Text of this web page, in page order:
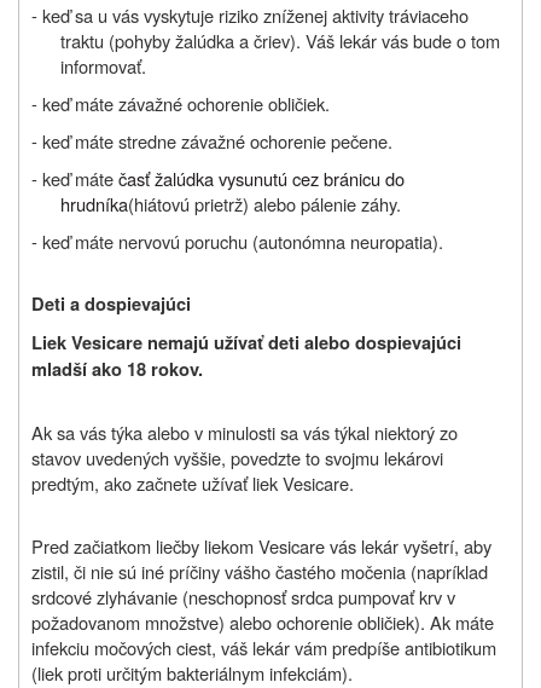
- keď sa u vás vyskytuje riziko zníženej aktivity tráviaceho
traktu (pohyby žalúdka a čriev). Váš lekár vás bude o tom
informovať.
- keď máte závažné ochorenie obličiek.
- keď máte stredne závažné ochorenie pečene.
- keď mátečasť žalúdka vysunutú cez bránicu do
hrudníka(hiátovú prietrž) alebo pálenie záhy.
- keď máte nervovú poruchu (autonómna neuropatia).
Deti a dospievajúci
Liek Vesicare nemajú užívať deti alebo dospievajúci
mladší ako 18 rokov.
Ak sa vás týka alebo v minulosti sa vás týkal niektorý zo
stavov uvedených vyššie, povedzte to svojmu lekárovi
predtým, ako začnete užívať liek Vesicare.
Pred začiatkom liečby liekom Vesicare vás lekár vyšetrí, aby
zistil, či nie sú iné príčiny vášho častého močenia (napríklad
srdcové zlyhávanie (neschopnosť srdca pumpovať krv v
požadovanom množstve) alebo ochorenie obličiek). Ak máte
infekciu močových ciest, váš lekár vám predpíše antibiotikum
(liek proti určitým bakteriálnym infekciám).